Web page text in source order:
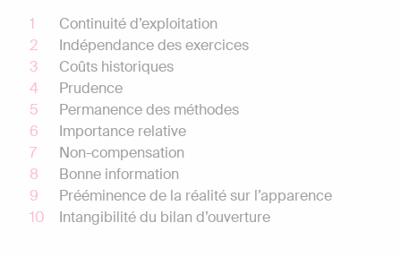
Continuité d’exploitation
Indépendance des exercices
Coûts historiques
Prudence
Permanence des méthodes
Importance relative
Non-compensation
Bonne information
Prééminence de la réalité sur l’apparence
Intangibilité du bilan d’ouverture